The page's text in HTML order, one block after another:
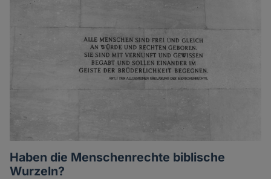
Haben die Menschenrechte biblische
Wurzeln?